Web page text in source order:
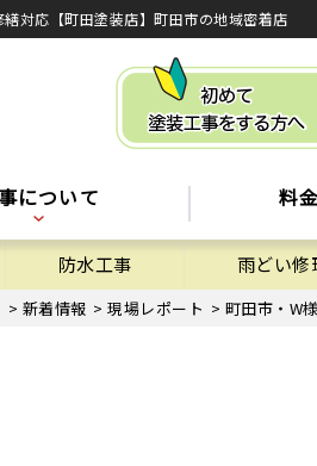
対応【町田塗装店】町田市の地域密着店
について 料
防水工事 雨どい修
> 新着情報 > 現場レポート > 町田市・W